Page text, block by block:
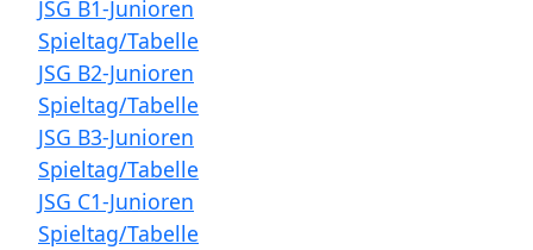
JSG B1-Junioren
Spieltag/Tabelle
JSG B2-Junioren
Spieltag/Tabelle
JSG B3-Junioren
Spieltag/Tabelle
JSG C1-Junioren
Spieltag/Tabelle